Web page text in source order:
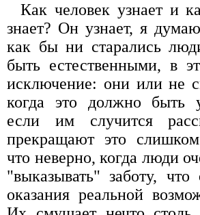
Как человек узнает и
знает? Он узнает, я
как бы ни старались
быть естественными, в
исключение: они или не
когда это должно быть
если им случится
прекращают это
что неверно, когда люди
"выказывать" заботу, что
оказания реальной